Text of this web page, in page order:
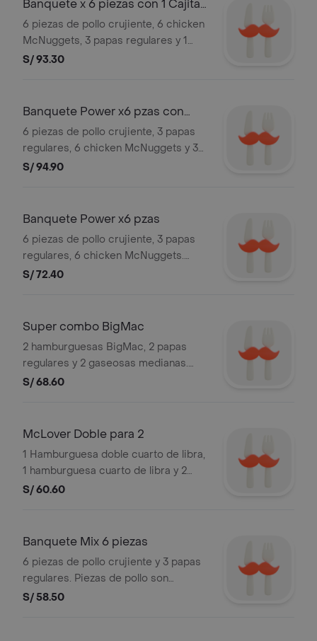
de pollo y los juguetes son aleatorios
y sujetos a stock. Válido durante el
mes. Ver composición de productos
en sección "Cajita Feliz".
Banquete x 6 piezas con 1 Cajita
Feliz
6 piezas de pollo crujiente, 6 chicken
McNuggets, 3 papas regulares y 1
Cajita Feliz a elección entre:
disponible en tienda. Las piezas de
pollo y los juguetes son aleatorios y
sujetos a stock. Válido durante el mes.
Ver composición de productos en
sección "Cajita Feliz".
S/ 93.30
Banquete Power x6 pzas con
gaseosas
6 piezas de pollo crujiente, 3 papas
regulares, 6 chicken McNuggets y 3
gaseosas regulares. Las gaseosas
Imágenes referenciales.
S/ 94.90
Banquete Power x6 pzas
6 piezas de pollo crujiente, 3 papas
regulares, 6 chicken McNuggets.
Piezas de pollo aleatorias. Sujeto a
S/ 72.40
Super combo BigMac
2 hamburguesas BigMac, 2 papas
regulares y 2 gaseosas medianas.
Imágenes referenciales. Stock: 3,000
S/ 68.60
McLover Doble para 2
1 Hamburguesa doble cuarto de libra,
1 hamburguesa cuarto de libra y 2
papas medianas. Imágenes
S/ 60.60
Banquete Mix 6 piezas
6 piezas de pollo crujiente y 3 papas
regulares. Piezas de pollo son
aleatorias. Válido durante el mes.
S/ 58.50